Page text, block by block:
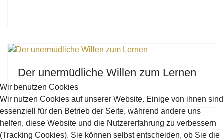
Der unermüdliche Willen zum Lernen
Wir benutzen Cookies
Wir nutzen Cookies auf unserer Website. Einige von ihnen sind
essenziell für den Betrieb der Seite, während andere uns
helfen, diese Website und die Nutzererfahrung zu verbessern
(Tracking Cookies). Sie können selbst entscheiden, ob Sie die